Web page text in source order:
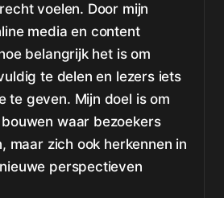
voelen. Door mijn
media en content
belangrijk het is om
te delen en lezers iets
te geven. Mijn doel is om
waar bezoekers
maar zich ook herkennen in
perspectieven